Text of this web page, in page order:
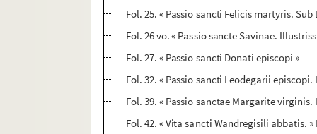
Fol. 25. « Passio sancti Felicis martyris.
Fol. 26 vo. « Passio sancte Savinae.
Fol. 27. « Passio sancti Donati episcopi »
Fol. 32. « Passio sancti Leodegarii
Fol. 39. « Passio sanctae Margarite
Fol. 42. « Vita sancti Wandregisili abbatis.